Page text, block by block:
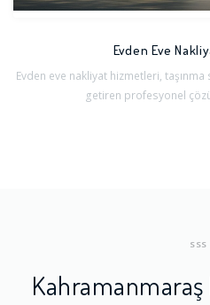
Evden Eve
Evden eve nakliyat hizmetleri,
getiren profesyonel
SSS
Kahramanmaraş